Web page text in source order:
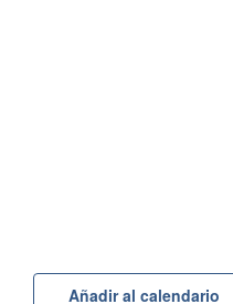
Añadir al calendario